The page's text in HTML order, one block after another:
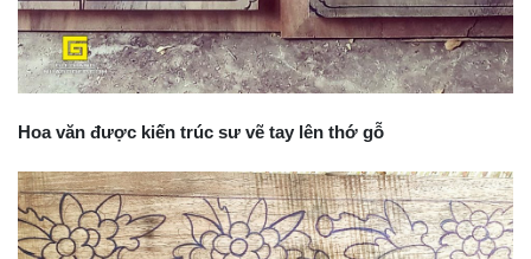
Hoa văn được kiến trúc sư vẽ tay lên thớ gỗ